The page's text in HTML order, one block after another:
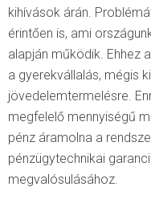
kihívások árán.
érintően is, ami
alapján működik. Ehhez
a gyerekvállalás, mégis
jövedelemtermelésre.
megfelelő mennyiségű
pénz áramolna a
pénzügytechnikai
megvalósulásához.